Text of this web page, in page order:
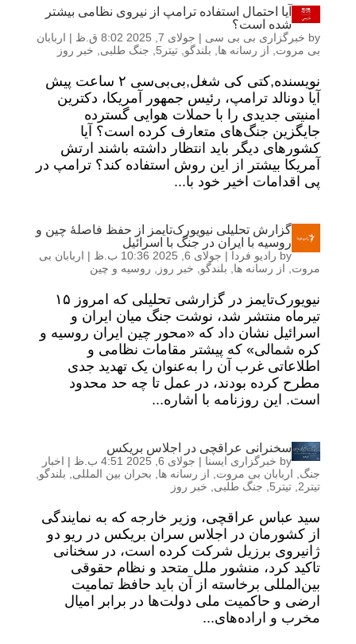
آیا احتمال استفاده ترامپ از نیروی نظامی بیشتر
شده است؟
by خبرگزاری بی بی سی | جولای 7, 2025 8:02 ق.ظ | اربابان
بی مروت
از رسانه ها بلندگو تیتر5 جنگ طلبی خبر روز
نویسنده,کتی کی شغل,بی‌بی‌سی ۲ ساعت پیش
آیا دونالد ترامپ، رئیس جمهور آمریکا، دکترین
امنیتی جدیدی را با حملات هوایی گسترده
جایگزین جنگ‌های متعارف کرده است؟ آیا
کشورهای دیگر باید انتظار داشته باشند ارتش
آمریکا بیشتر از این روش استفاده کند؟ ترامپ در
پی اقدامات اخیر خود با...
گزارش تحلیلی نیویورک‌تایمز از حفظ فاصلۀ چین و
روسیه با ایران در جنگ با اسرائیل
by رادیو فردا | جولای 6, 2025 10:36 ب.ظ | اربابان بی
مروت
از رسانه ها بلندگو خبر روز روسیه و چین
نیویورک‌تایمز در گزارشی تحلیلی که امروز ۱۵
تیرماه منتشر شد، نوشت جنگ میان ایران و
اسرائیل نشان داد که «محور چین ایران روسیه و
کره شمالی» که پیشتر مقامات نظامی و
اطلاعاتی غرب آن را به‌عنوان یک تهدید جدی
مطرح کرده بودند، در عمل تا چه حد محدود
است. این روزنامه با اشاره...
سخنرانی عراقچی در اجلاس بریکس
by خبرگزاری ایسنا | جولای 6, 2025 4:51 ب.ظ | اخبار
جنگ
اربابان بی مروت از رسانه ها بحران بین المللی بلندگو
تیتر2
تیتر5 جنگ طلبی خبر روز
سید عباس عراقچی، وزیر خارجه که به نمایندگی
از کشورمان در اجلاس سران بریکس در ریو دو
ژانیروی برزیل شرکت کرده است، در سخنانی
تاکید کرد، منشور ملل متحد و نظام حقوقی
بین‌المللی برخاسته از آن باید حافظ تمامیت
ارضی و حاکمیت ملی دولت‌ها در برابر امیال
مخرب و اراده‌های...